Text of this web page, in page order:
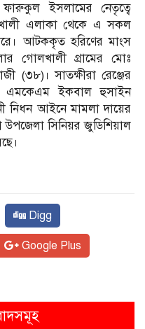
ইসলামের নেতৃত্বে
এলাকা থেকে এ সকল
আটককৃত হরিণের মাংস
গোলখালী গ্রামের মোঃ
(৩৮)। সাতক্ষীরা রেঞ্জের
এমকেএম ইকবাল হুসাইন
নিধন আইনে মামলা দায়ের
সিনিয়র জুডিশিয়াল
Digg
Google Plus